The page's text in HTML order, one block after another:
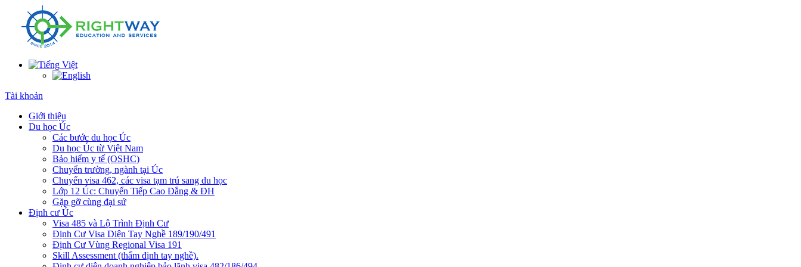
Tài khoản
Giới thiệu
Du học Úc
Các bước du học Úc
Du học Úc từ Việt Nam
Bảo hiểm y tế (OSHC)
Chuyển trường, ngành tại Úc
Chuyển visa 462, các visa tạm trú sang du học
Lớp 12 Úc: Chuyển Tiếp Cao Đẳng & ĐH
Gặp gỡ cùng đại sứ
Định cư Úc
Visa 485 và Lộ Trình Định Cư
Định Cư Visa Diện Tay Nghề 189/190/491
Định Cư Vùng Regional Visa 191
Skill Assessment (thẩm định tay nghề).